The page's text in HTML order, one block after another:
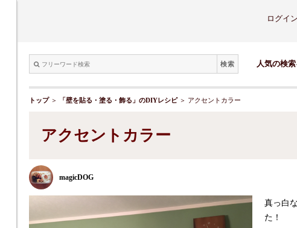
ログイ
検索 人気の検
トップ＞ 「壁を貼る・塗る・飾る」のDIYレシピ＞ アクセントカラー
アクセントカラー
magicDOG
真っ白
た！